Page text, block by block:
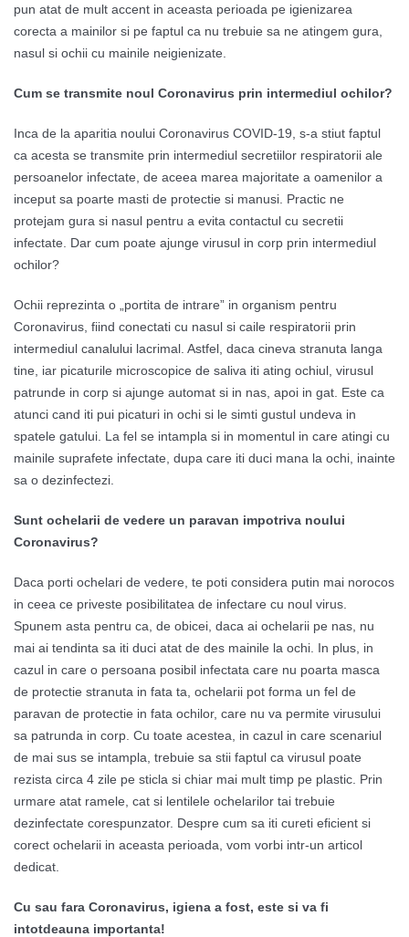
pun atat de mult accent in aceasta perioada pe igienizarea
corecta a mainilor si pe faptul ca nu trebuie sa ne atingem gura,
nasul si ochii cu mainile neigienizate.
Cum se transmite noul Coronavirus prin intermediul ochilor?
Inca de la aparitia noului Coronavirus COVID-19, s-a stiut faptul
ca acesta se transmite prin intermediul secretiilor respiratorii ale
persoanelor infectate, de aceea marea majoritate a oamenilor a
inceput sa poarte masti de protectie si manusi. Practic ne
protejam gura si nasul pentru a evita contactul cu secretii
infectate. Dar cum poate ajunge virusul in corp prin intermediul
ochilor?
Ochii reprezinta o „portita de intrare” in organism pentru
Coronavirus, fiind conectati cu nasul si caile respiratorii prin
intermediul canalului lacrimal. Astfel, daca cineva stranuta langa
tine, iar picaturile microscopice de saliva iti ating ochiul, virusul
patrunde in corp si ajunge automat si in nas, apoi in gat. Este ca
atunci cand iti pui picaturi in ochi si le simti gustul undeva in
spatele gatului. La fel se intampla si in momentul in care atingi cu
mainile suprafete infectate, dupa care iti duci mana la ochi, inainte
sa o dezinfectezi.
Sunt ochelarii de vedere un paravan impotriva noului
Coronavirus?
Daca porti ochelari de vedere, te poti considera putin mai norocos
in ceea ce priveste posibilitatea de infectare cu noul virus.
Spunem asta pentru ca, de obicei, daca ai ochelarii pe nas, nu
mai ai tendinta sa iti duci atat de des mainile la ochi. In plus, in
cazul in care o persoana posibil infectata care nu poarta masca
de protectie stranuta in fata ta, ochelarii pot forma un fel de
paravan de protectie in fata ochilor, care nu va permite virusului
sa patrunda in corp. Cu toate acestea, in cazul in care scenariul
de mai sus se intampla, trebuie sa stii faptul ca virusul poate
rezista circa 4 zile pe sticla si chiar mai mult timp pe plastic. Prin
urmare atat ramele, cat si lentilele ochelarilor tai trebuie
dezinfectate corespunzator. Despre cum sa iti cureti eficient si
corect ochelarii in aceasta perioada, vom vorbi intr-un articol
dedicat.
Cu sau fara Coronavirus, igiena a fost, este si va fi
intotdeauna importanta!